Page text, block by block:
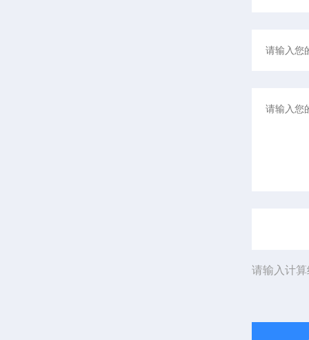
请输入计